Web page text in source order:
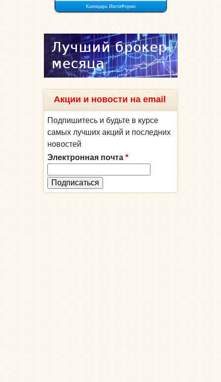
Акции и новости на email
Подпишитесь и будьте в курсе
самых лучших акций и последних
новостей
Электронная почта *